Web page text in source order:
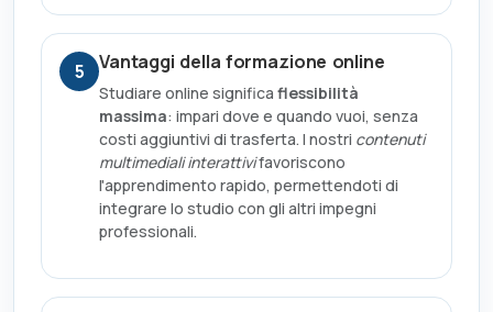
5 Vantaggi della formazione online
Studiare online significa flessibilità
massima: impari dove e quando vuoi, senza
costi aggiuntivi di trasferta. I nostri contenuti
multimediali interattivifavoriscono
l'apprendimento rapido, permettendoti di
integrare lo studio con gli altri impegni
professionali.